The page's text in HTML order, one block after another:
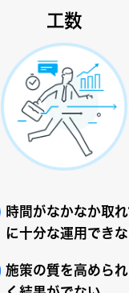
工数
時間がなかなか取
に十分な運用でき
施策の質を高めら